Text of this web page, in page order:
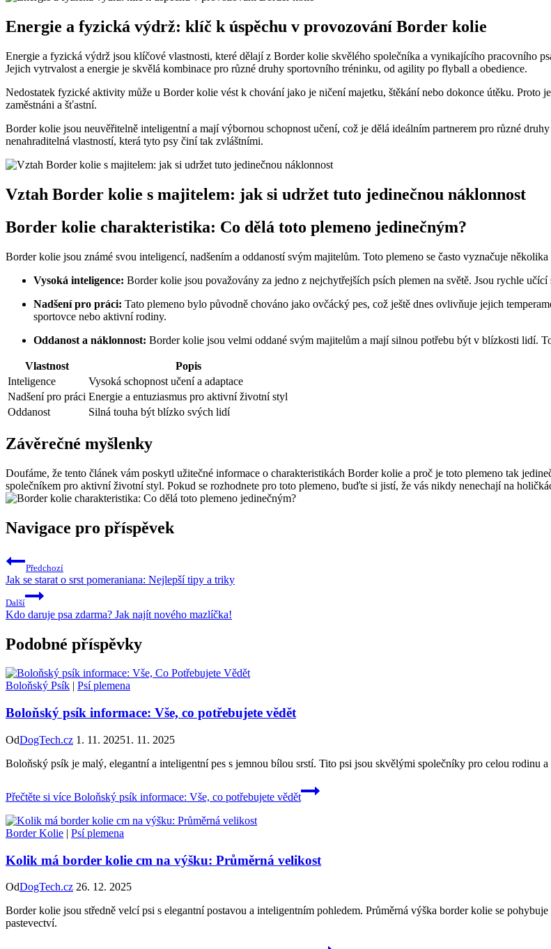
Energie a fyzická výdrž: klíč k úspěchu v provozování Border kolie
Energie a fyzická výdrž jsou klíčové vlastnosti, které dělají z Border kolie skvělého společníka a vynikajícího pracovního
Jejich vytrvalost a energie je skvělá kombinace pro různé druhy sportovního tréninku, od agility po flyball a obedience.
Nedostatek fyzické aktivity může u Border kolie vést k chování jako je ničení majetku, štěkání nebo dokonce útěku.
zaměstnáni a šťastní.
Border kolie jsou neuvěřitelně inteligentní a mají výbornou schopnost učení, což je dělá ideálním partnerem pro různé
nenahraditelná vlastností, která tyto psy činí tak zvláštními.
Vztah Border kolie s majitelem: jak si udržet tuto jedinečnou náklonnost
Border kolie charakteristika: Co dělá toto plemeno jedinečným?
Border kolie jsou známé svou inteligencí, nadšením a oddaností svým majitelům. Toto plemeno se často vyznačuje
Vysoká inteligence: Border kolie jsou považovány za jedno z nejchytřejších psích plemen na světě. Jsou rychle
Nadšení pro práci: Tato plemeno bylo původně chováno jako ovčácký pes, což ještě dnes ovlivňuje jejich
sportovce nebo aktivní rodiny.
Oddanost a náklonnost: Border kolie jsou velmi oddané svým majitelům a mají silnou potřebu být v blízkosti lidí.
Vlastnost
Popis
Inteligence
Vysoká schopnost učení a adaptace
Nadšení pro práci Energie a entuziasmus pro aktivní životní styl
Oddanost
Silná touha být blízko svých lidí
Závěrečné myšlenky
Doufáme, že tento článek vám poskytl užitečné informace o charakteristikách Border kolie a proč je toto plemeno tak
společníkem pro aktivní životní styl. Pokud se rozhodnete pro toto plemeno, buďte si jistí, že vás nikdy nenechají na
Navigace pro příspěvek
Předchozí
Jak se starat o srst pomeraniana: Nejlepší tipy a triky
Další
Kdo daruje psa zdarma? Jak najít nového mazlíčka!
Podobné příspěvky
Boloňský Psík | Psí plemena
Boloňský psík informace: Vše, co potřebujete vědět
OdDogTech.cz 1. 11. 20251. 11. 2025
Boloňský psík je malý, elegantní a inteligentní pes s jemnou bílou srstí. Tito psi jsou skvělými společníky pro celou rodinu
Přečtěte si více Boloňský psík informace: Vše, co potřebujete vědět
Border Kolie | Psí plemena
Kolik má border kolie cm na výšku: Průměrná velikost
OdDogTech.cz 26. 12. 2025
Border kolie jsou středně velcí psi s elegantní postavou a inteligentním pohledem. Průměrná výška border kolie se
pastevectví.